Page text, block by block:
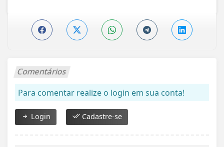
Comentários
Para comentar realize o login em sua conta!
Login Cadastre-se